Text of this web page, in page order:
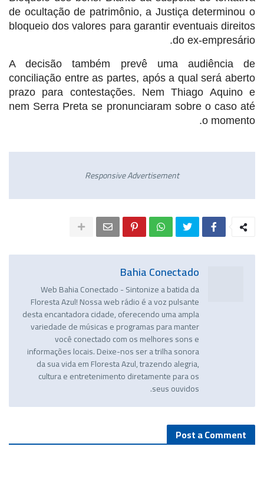
de ocultação de patrimônio, a Justiça determinou o
bloqueio dos valores para garantir eventuais direitos
do ex-empresário.
A decisão também prevê uma audiência de
conciliação entre as partes, após a qual será aberto
prazo para contestações. Nem Thiago Aquino e
nem Serra Preta se pronunciaram sobre o caso até
o momento.
Responsive Advertisement
Bahia Conectado
Web Bahia Conectado - Sintonize a batida da
Floresta Azul! Nossa web rádio é a voz pulsante
desta encantadora cidade, oferecendo uma ampla
variedade de músicas e programas para manter
você conectado com os melhores sons e
informações locais. Deixe-nos ser a trilha sonora
da sua vida em Floresta Azul, trazendo alegria,
cultura e entretenimento diretamente para os
seus ouvidos.
Post a Comment